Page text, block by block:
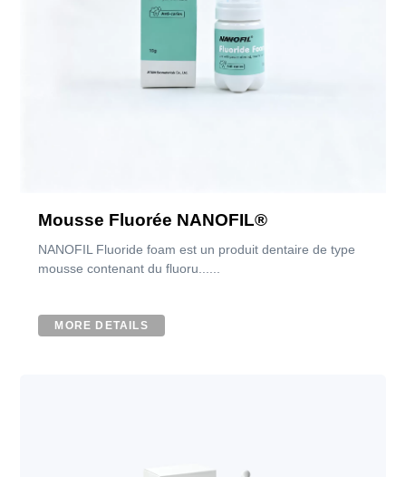
Mousse Fluorée NANOFIL®
NANOFIL Fluoride foam est un produit dentaire de type
mousse contenant du fluoru......
MORE DETAILS